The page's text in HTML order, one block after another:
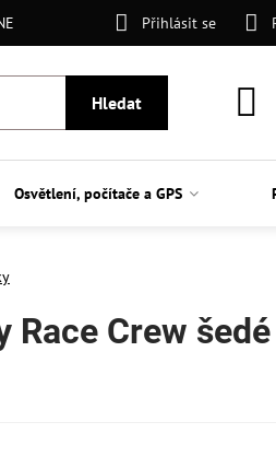
Přihlásit se
Hledat
Osvětlení, počítače a GPS
Race Crew šedé